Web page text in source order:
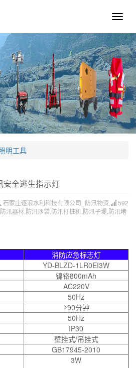
逐
科
技
明工具
安全逃生指示灯
592
石家庄逐浪水利科技有限公司_防汛物资,
汛器材,防汛沙袋,防汛打桩机,防汛子堤,防汛堵
消防应急标志灯
YD-BLZD-1LR0EI3W
镍铬800mAh
AC220V
50Hz
≥90分钟
50Hz
IP30
壁挂式/吊挂式
GB17945-2010
3W